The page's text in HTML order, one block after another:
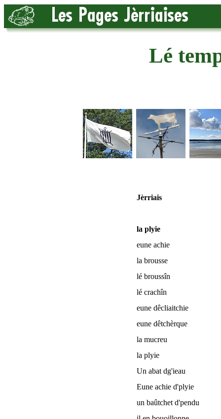
Lé
Jèrriais
la plyie
eune achie
la brousse
lé broussîn
lé crachîn
eune dêcliaitchie
eune dêtchèrque
la mucreu
la plyie
Un abat dg'ieau
Eune achie d'plyie
un baûtchet d'pendu